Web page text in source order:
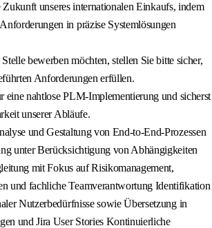
Zukunft unseres internationalen Einkaufs, indem
in präzise Systemlösungen
bewerben möchten, stellen Sie bitte sicher,
Anforderungen erfüllen.
eine nahtlose PLM-Implementierung und sicherst
unserer Abläufe.
und Gestaltung von End-to-End-Prozessen
unter Berücksichtigung von Abhängigkeiten
mit Fokus auf Risikomanagement,
und fachliche Teamverantwortung Identifikation
Nutzerbedürfnisse sowie Übersetzung in
und Jira User Stories Kontinuierliche